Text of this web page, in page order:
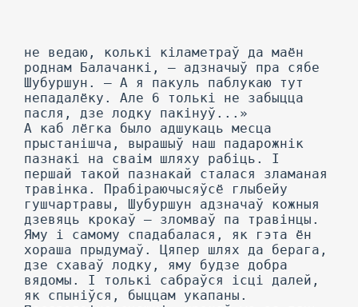
не ведаю, колькі кіламетраў да маён
роднам Балачанкі, — адзначыў пра сябе
Шубуршун. — А я пакуль паблукаю тут
непадалёку. Але 6 толькі не забыцца
пасля, дзе лодку пакінуў...»
А каб лёгка было адшукаць месца
прыстанішча, вырашыў наш падарожнік
пазнакі на сваім шляху рабіць. I
першай такой пазнакай сталася зламаная
травінка. Прабіраючысяўсё глыбейу
гушчартравы, Шубуршун адзначаў кожныя
дзевяць крокаў — зломваў па травінцы.
Яму і самому спадабалася, як гэта ён
хораша прыдумаў. Цяпер шлях да берага,
дзе схаваў лодку, яму будзе добра
вядомы. I толькі сабраўся ісці далей,
як спыніўся, быццам укапаны.